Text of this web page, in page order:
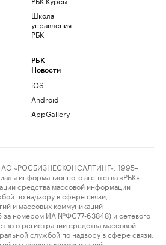
Школа
управления
РБК
РБК
Новости
iOS
Android
AppGallery
«РОСБИЗНЕСКОНСАЛТИНГ», 1995–
информационного агентства «РБК»
средства массовой информации
по надзору в сфере связи,
и массовых коммуникаций
за номером ИА №ФС77-63848) и сетевого
о регистрации средства массовой
службой по надзору в сфере связи,